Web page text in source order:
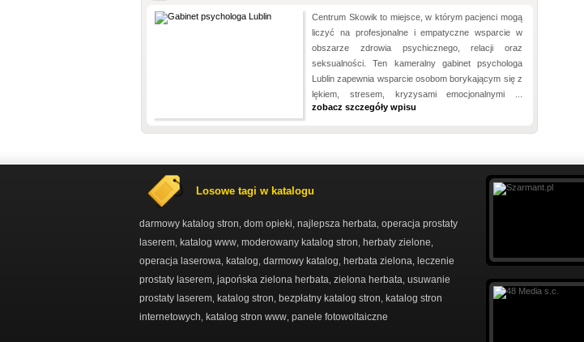
Centrum Skowik to miejsce, w którym pacjenci mogą
liczyć na profesjonalne i empatyczne wsparcie w
obszarze zdrowia psychicznego, relacji oraz
seksualności. Ten kameralny gabinet psychologa
Lublin zapewnia wsparcie osobom borykającym się z
lękiem, stresem, kryzysami emocjonalnymi ...
zobacz szczegóły wpisu
Losowe tagi w katalogu
darmowy katalog stron dom opieki najlepsza herbata operacja prostaty
laserem katalog www moderowany katalog stron herbaty zielone
operacja laserowa katalog darmowy katalog herbata zielona
leczenie
prostaty laserem japońska zielona herbata zielona herbata usuwanie
prostaty laserem katalog stron bezpłatny katalog stron
katalog stron
internetowych
katalog stron www panele fotowoltaiczne